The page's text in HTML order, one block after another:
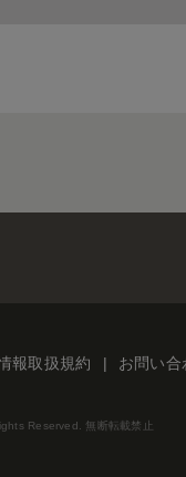
報取扱規約 お問い合
Reserved. 無断転載禁止